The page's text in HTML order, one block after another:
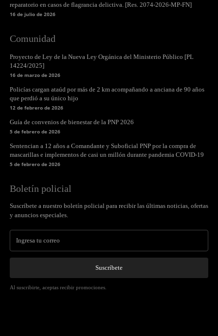
reparatorio en casos de flagrancia delictiva. [Res. 2074-2026-MP-FN]
16 de julio de 2026
Comunidad
Proyecto de Ley de la Nueva Ley Orgánica del Ministerio Público [PL
14224/2025]
16 de marzo de 2026
Policías cargan ataúd por más de 2 km acompañando a anciana de 90 años
que perdió a su único hijo
12 de febrero de 2026
Guía de convenios de bienestar de la PNP 2026
5 de febrero de 2026
Sentencian a 12 años a Comandante y Suboficial PNP por la compra de
mascarillas e implementos de casi un millón durante pandemia COVID-19
5 de febrero de 2026
Boletín policial
Suscríbete a nuestro boletín policial para recibir las últimas noticias, ofertas
y anuncios especiales.
Suscríbete
Al suscribirte, aceptas recibir promociones.